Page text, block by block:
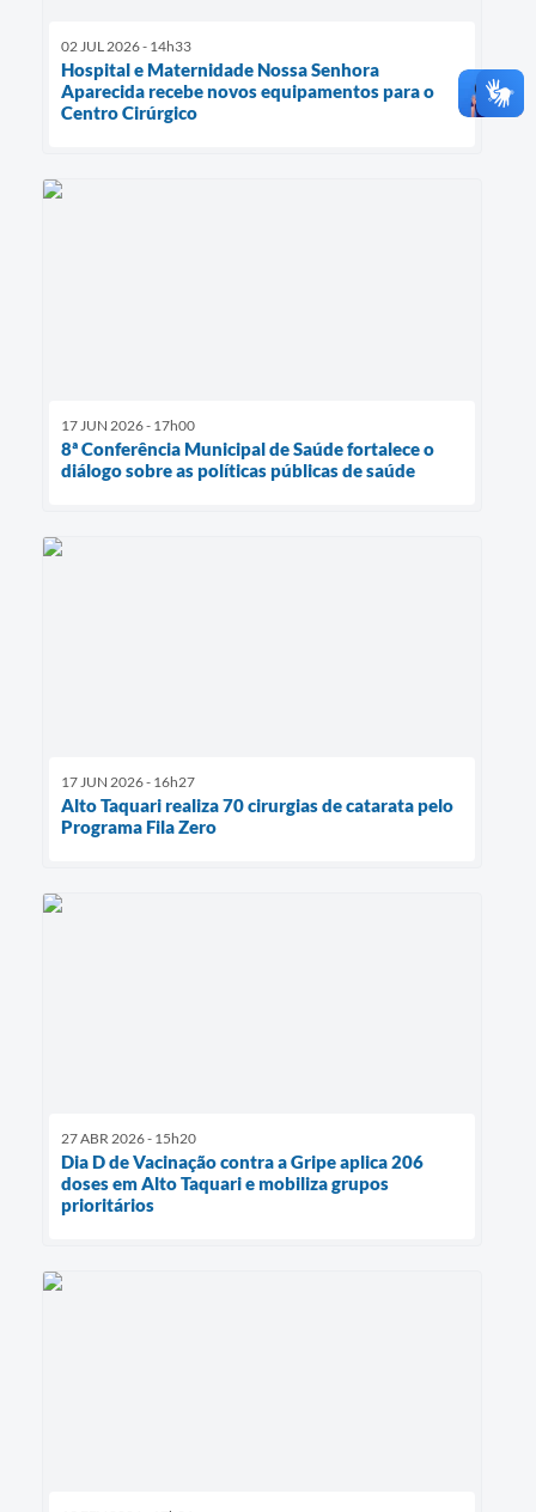
02 JUL 2026 - 14h33
Hospital e Maternidade Nossa Senhora
Aparecida recebe novos equipamentos para o
Centro Cirúrgico
17 JUN 2026 - 17h00
8ª Conferência Municipal de Saúde fortalece o
diálogo sobre as políticas públicas de saúde
17 JUN 2026 - 16h27
Alto Taquari realiza 70 cirurgias de catarata pelo
Programa Fila Zero
27 ABR 2026 - 15h20
Dia D de Vacinação contra a Gripe aplica 206
doses em Alto Taquari e mobiliza grupos
prioritários